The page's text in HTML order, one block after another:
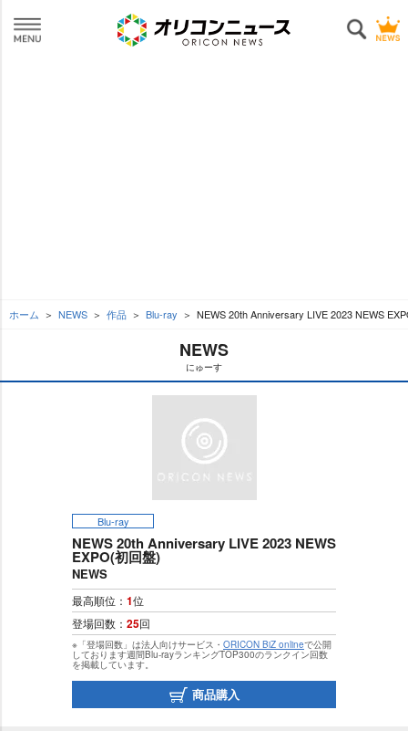
ホーム NEWS 作品 Blu-ray NEWS 20th Anniversary LIVE 2023 NEWS
NEWS
にゅーす
Blu-ray
NEWS 20th Anniversary LIVE 2023 NEWS
EXPO(初回盤)
NEWS
最高順位： 1位
登場回数： 25回
※「登場回数」は法人向けサービス・ ORICON BiZ onlineで公開
しております週間Blu-rayランキングTOP300のランクイン回数
を掲載しています。
商品購入